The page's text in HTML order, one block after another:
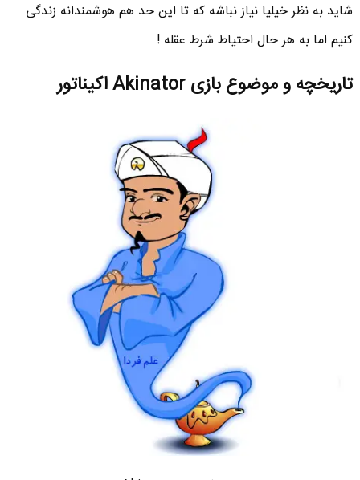
شاید به نظر خیلیا نیاز نباشه که تا این حد هم هوشمندانه زندگی
کنیم اما به هر حال احتیاط شرط عقله !
تاریخچه و موضوع بازی Akinator اکیناتور